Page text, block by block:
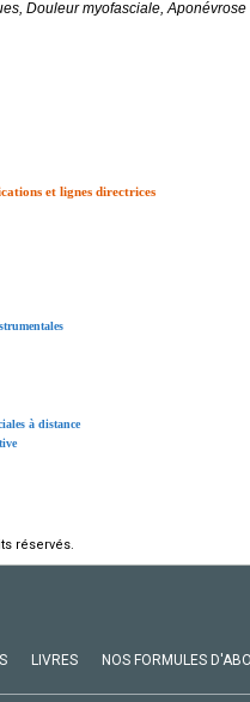
Douleur myofasciale, Aponévrose
et lignes directrices
à distance
réservés.
LIVRES NOS FORMULES